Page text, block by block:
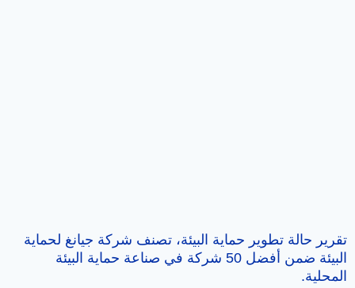
تقرير حالة تطوير حماية البيئة، تصنف شركة جيانغ لحماية
البيئة ضمن أفضل 50 شركة في صناعة حماية البيئة
المحلية.